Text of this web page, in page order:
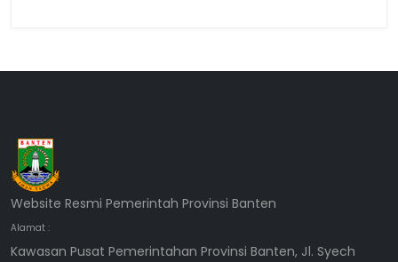
Website Resmi Pemerintah Provinsi Banten
Alamat :
Kawasan Pusat Pemerintahan Provinsi Banten, Jl. Syech